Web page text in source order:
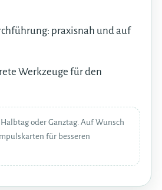
praxisnah und auf
Werkzeuge für den
oder Ganztag. Auf Wunsch
für besseren